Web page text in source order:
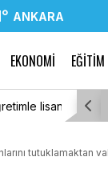
° ANKARA
EKONOMİ EĞİTİM
CHP:
tutuklamaktan